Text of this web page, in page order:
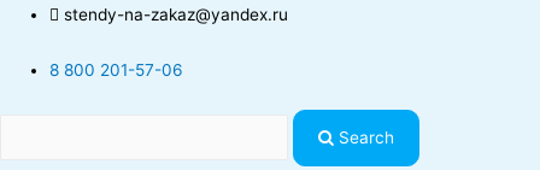
stendy-na-zakaz@yandex.ru
8 800 201-57-06
Search